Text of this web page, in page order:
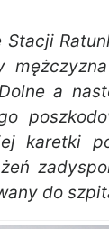
a
karetki
do